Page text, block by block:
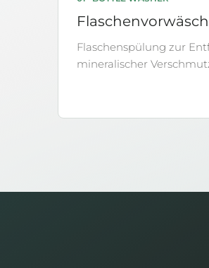
Flaschenspülung zur
mineralischer